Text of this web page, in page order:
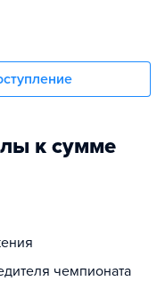
к сумме
чемпионата